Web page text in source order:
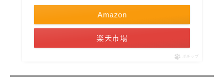
Amazon
楽天市場
ポチップ